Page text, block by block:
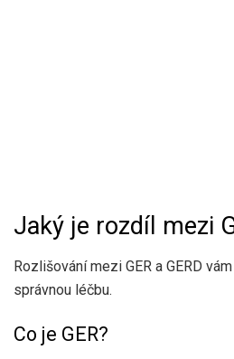
Jaký je rozdíl mezi
Rozlišování mezi GER a GERD
správnou léčbu.
Co je GER?